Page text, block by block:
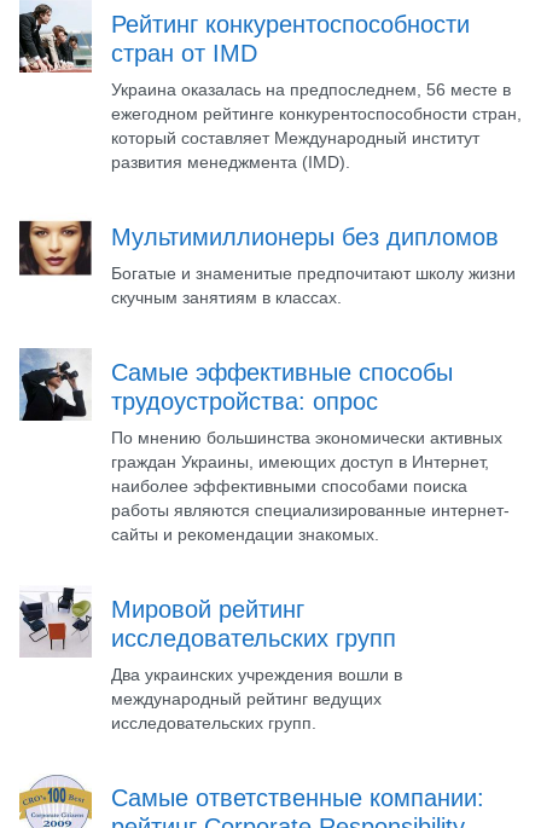
Рейтинг конкурентоспособности
стран от IMD
Украина оказалась на предпоследнем, 56 месте в
ежегодном рейтинге конкурентоспособности стран,
который составляет Международный институт
развития менеджмента (IMD).
Мультимиллионеры без дипломов
Богатые и знаменитые предпочитают школу жизни
скучным занятиям в классах.
Самые эффективные способы
трудоустройства: опрос
По мнению большинства экономически активных
граждан Украины, имеющих доступ в Интернет,
наиболее эффективными способами поиска
работы являются специализированные интернет-
сайты и рекомендации знакомых.
Мировой рейтинг
исследовательских групп
Два украинских учреждения вошли в
международный рейтинг ведущих
исследовательских групп.
Самые ответственные компании: